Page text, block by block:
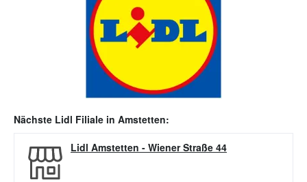
Nächste Lidl Filiale in Amstetten:
Lidl Amstetten - Wiener Straße 44